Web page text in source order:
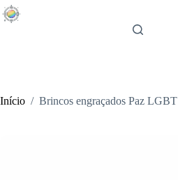
Pular
para
Início / Brincos engraçados Paz LGBT